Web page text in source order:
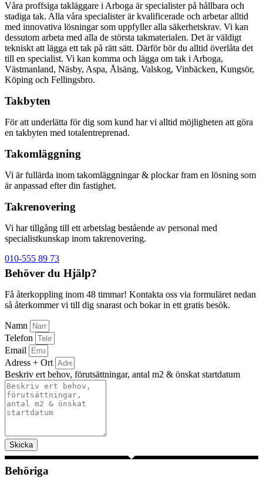
Våra proffsiga takläggare i Arboga är specialister på hållbara och
stadiga tak. Alla våra specialister är kvalificerade och arbetar alltid
med innovativa lösningar som uppfyller alla säkerhetskrav. Vi kan
dessutom arbeta med alla de största takmaterialen. Det är väldigt
tekniskt att lägga ett tak på rätt sätt. Därför bör du alltid överlåta det
till en specialist. Vi kan komma och lägga om tak i Arboga,
Västmanland, Näsby, Aspa, Ålsäng, Valskog, Vinbäcken, Kungsör,
Köping och Fellingsbro.
Takbyten
För att underlätta för dig som kund har vi alltid möjligheten att göra
en takbyten med totalentreprenad.
Takomläggning
Vi är fullärda inom takomläggningar & plockar fram en lösning som
är anpassad efter din fastighet.
Takrenovering
Vi har tillgång till ett arbetslag bestående av personal med
specialistkunskap inom takrenovering.
010-555 89 73
Behöver du Hjälp?
Få återkoppling inom 48 timmar! Kontakta oss via formuläret nedan
så återkommer vi till dig snarast och bokar in ett gratis besök.
Namn
Telefon
Email
Adress + Ort
Beskriv ert behov, förutsättningar, antal m2 & önskat startdatum
Skicka
Behöriga